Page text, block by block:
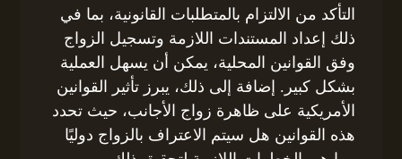
التأكد من الالتزام بالمتطلبات القانونية، بما في
ذلك إعداد المستندات اللازمة وتسجيل الزواج
وفق القوانين المحلية، يمكن أن يسهل العملية
بشكل كبير. إضافة إلى ذلك، يبرز تأثير القوانين
الأمريكية على ظاهرة زواج الأجانب، حيث تحدد
هذه القوانين هل سيتم الاعتراف بالزواج دوليًا